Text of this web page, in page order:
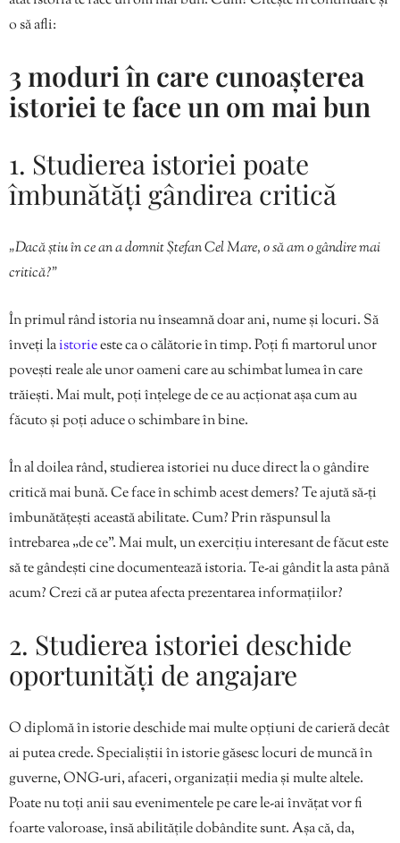
o să afli:
3 moduri în care cunoașterea
istoriei te face un om mai bun
1. Studierea istoriei poate
îmbunătăți gândirea critică
„Dacă știu în ce an a domnit Ștefan Cel Mare, o să am o gândire mai
critică?”
În primul rând istoria nu înseamnă doar ani, nume și locuri. Să
înveți laistorieeste ca o călătorie în timp. Poți fi martorul unor
povești reale ale unor oameni care au schimbat lumea în care
trăiești. Mai mult, poți înțelege de ce au acționat așa cum au
făcuto și poți aduce o schimbare în bine.
În al doilea rând, studierea istoriei nu duce direct la o gândire
critică mai bună. Ce face în schimb acest demers? Te ajută să-ți
îmbunătățești această abilitate. Cum? Prin răspunsul la
întrebarea „de ce”. Mai mult, un exercițiu interesant de făcut este
să te gândești cine documentează istoria. Te-ai gândit la asta până
acum? Crezi că ar putea afecta prezentarea informațiilor?
2. Studierea istoriei deschide
oportunități de angajare
O diplomă în istorie deschide mai multe opțiuni de carieră decât
ai putea crede. Specialiștii în istorie găsesc locuri de muncă în
guverne, ONG-uri, afaceri, organizații media și multe altele.
Poate nu toți anii sau evenimentele pe care le-ai învățat vor fi
foarte valoroase, însă abilitățile dobândite sunt. Așa că, da,